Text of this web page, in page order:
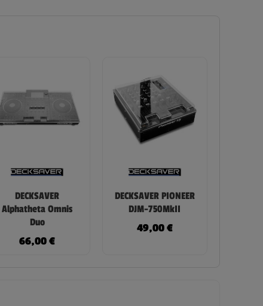
DECKSAVER
Alphatheta Omnis
Duo
66,00€
DECKSAVER PIONEER
DJM-750MkII
49,00€